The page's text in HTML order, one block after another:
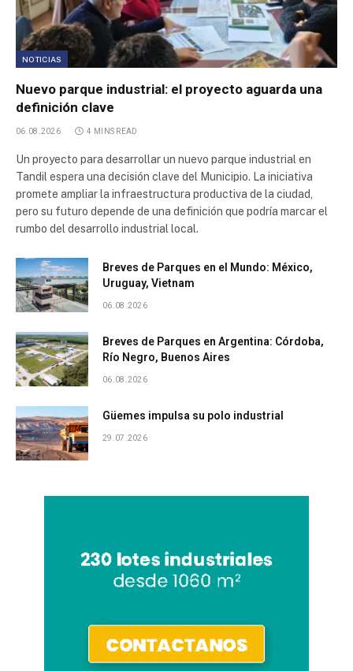
NOTICIAS
Nuevo parque industrial: el proyecto aguarda una
definición clave
06.08.2026 4 MINS READ
Un proyecto para desarrollar un nuevo parque industrial en
Tandil espera una decisión clave del Municipio. La iniciativa
promete ampliar la infraestructura productiva de la ciudad,
pero su futuro depende de una definición que podría marcar el
rumbo del desarrollo industrial local.
Breves de Parques en el Mundo: México,
Uruguay, Vietnam
06.08.2026
Breves de Parques en Argentina: Córdoba,
Río Negro, Buenos Aires
06.08.2026
Güemes impulsa su polo industrial
29.07.2026